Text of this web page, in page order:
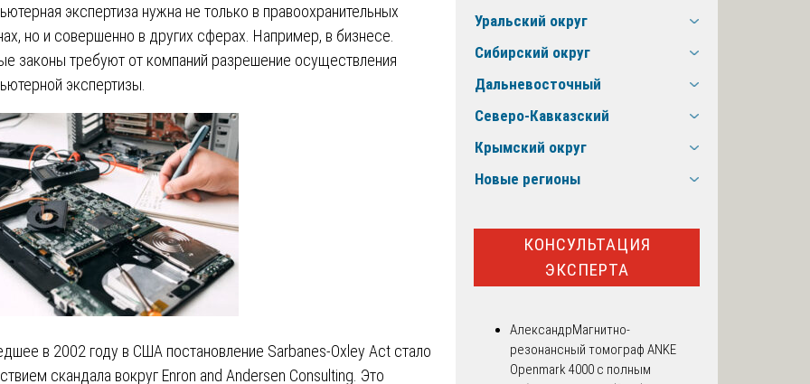
экспертиза нужна не только в правоохранительных
но и совершенно в других сферах. Например, в бизнесе.
законы требуют от компаний разрешение осуществления
экспертизы.
в 2002 году в США постановление Sarbanes-Oxley Act стало
скандала вокруг Enron and Andersen Consulting. Это
Уральский округ
Сибирский округ
Дальневосточный
Северо-Кавказский
Крымский округ
Новые регионы
КОНСУЛЬТАЦИЯ
ЭКСПЕРТА
АлександрМагнитно-
резонансный томограф ANKE
Openmark 4000 с полным